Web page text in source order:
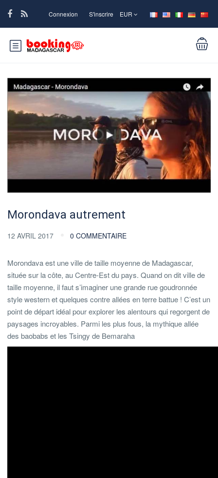
Connexion S'inscrire EUR
Morondava autrement
12 AVRIL 2017 0 COMMENTAIRE
Morondava est une ville de taille moyenne de Madagascar,
située sur la côte, au Centre-Est du pays. Quand on dit ville de
taille moyenne, il faut s’imaginer une grande rue goudronnée
style western et quelques contre allées en terre battue ! C’est un
point de départ idéal pour explorer les alentours qui regorgent de
paysages incroyables. Parmi les plus fous, la mythique allée
des baobabs et les Tsingy de Bemaraha